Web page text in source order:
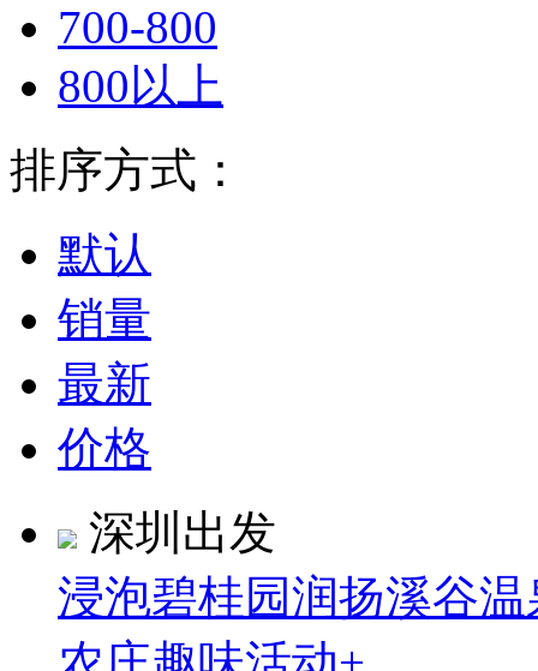
700-800
800以上
排序方式：
默认
销量
最新
价格
深圳出发
浸泡碧桂园润扬溪谷